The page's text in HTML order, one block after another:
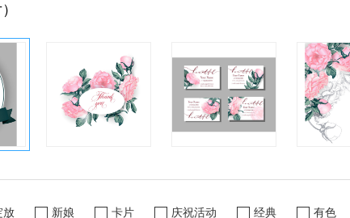
放 新娘 卡片 庆祝活动 经典 有色